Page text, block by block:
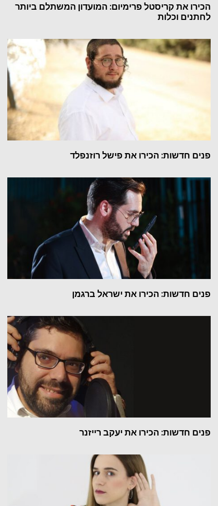
הכירו את קריסטל פרימיום: המועדון המשתלם ביותר
לחתנים וכלות
פנים חדשות: הכירו את פישל רוזנפלד
פנים חדשות: הכירו את ישראל ברגמן
פנים חדשות: הכירו את יעקב רייזנר